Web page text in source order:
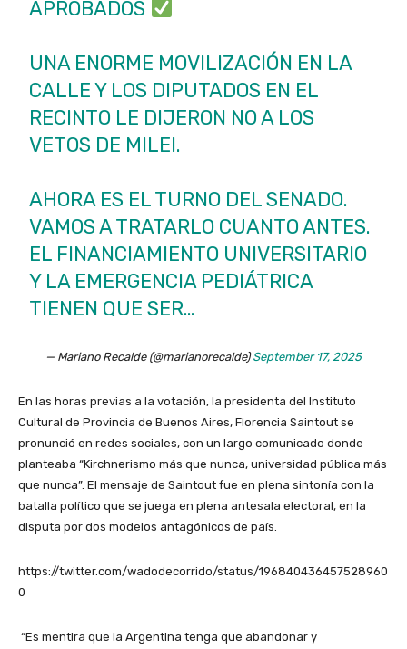
APROBADOS
UNA ENORME MOVILIZACIÓN EN LA
CALLE Y LOS DIPUTADOS EN EL
RECINTO LE DIJERON NO A LOS
VETOS DE MILEI.
AHORA ES EL TURNO DEL SENADO.
VAMOS A TRATARLO CUANTO ANTES.
EL FINANCIAMIENTO UNIVERSITARIO
Y LA EMERGENCIA PEDIÁTRICA
TIENEN QUE SER…
— Mariano Recalde (@marianorecalde)September 17, 2025
En las horas previas a la votación, la presidenta del Instituto
Cultural de Provincia de Buenos Aires, Florencia Saintout se
pronunció en redes sociales, con un largo comunicado donde
planteaba “Kirchnerismo más que nunca, universidad pública más
que nunca”. El mensaje de Saintout fue en plena sintonía con la
batalla político que se juega en plena antesala electoral, en la
disputa por dos modelos antagónicos de país.
https://twitter.com/wadodecorrido/status/196840436457528960
0
“Es mentira que la Argentina tenga que abandonar y